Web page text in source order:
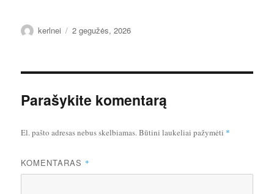
Autorius
kerlnei Paskelbta
2 gegužės, 2026
Parašykite komentarą
El. pašto adresas nebus skelbiamas.Būtini laukeliai pažymėti *
KOMENTARAS *